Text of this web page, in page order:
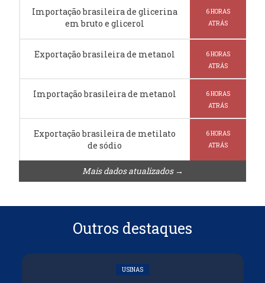
Importação brasileira de glicerina
em bruto e glicerol
6 HORAS
ATRÁS
Exportação brasileira de metanol
6 HORAS
ATRÁS
Importação brasileira de metanol
6 HORAS
ATRÁS
Exportação brasileira de metilato
de sódio
6 HORAS
ATRÁS
Mais dados atualizados →
Outros destaques
USINAS